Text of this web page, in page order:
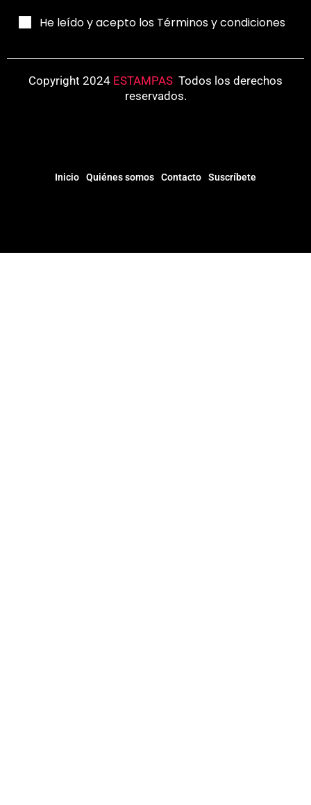
He leído y acepto los Términos y condiciones
Copyright 2024 ESTAMPAS Todos los derechos
reservados.
Inicio Quiénes somos Contacto Suscríbete